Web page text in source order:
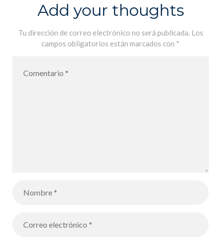
Add your thoughts
Tu dirección de correo electrónico no será publicada. Los
campos obligatorios están marcados con *